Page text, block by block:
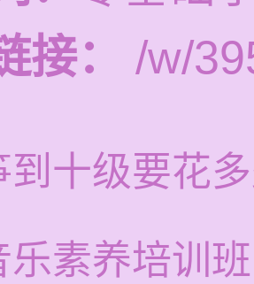
接：
/w/
到十级要花
乐素养培训